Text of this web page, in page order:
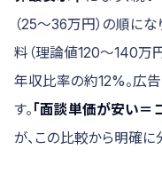
（25〜36万円）の順に
料（理論値120〜140万
年収比率の約12%。広
す。 「面談単価が安い＝
が、この比較から明確に